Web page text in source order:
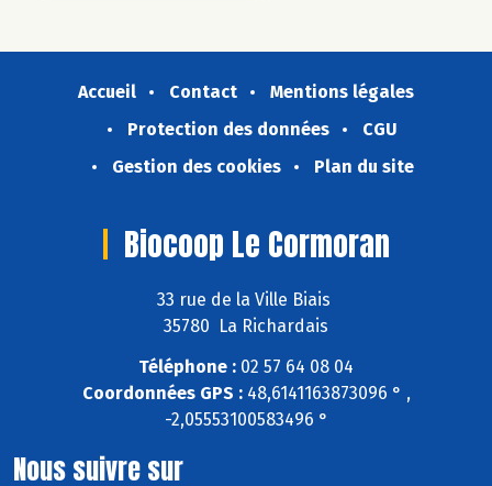
Accueil Contact
Mentions légales
Protection des données
CGU
Gestion des cookies
Plan du site
Biocoop Le Cormoran
33 rue de la Ville Biais
35780 La Richardais
Téléphone : 02 57 64 08 04
Coordonnées GPS :48,6141163873096 ° ,
-2,05553100583496 °
Nous suivre sur